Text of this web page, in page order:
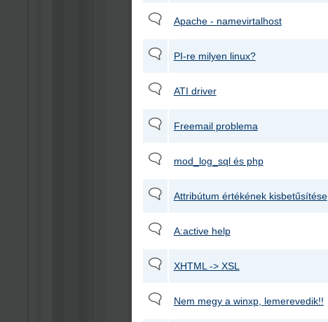
Apache - namevirtalhost
PI-re milyen linux?
ATI driver
Freemail problema
mod_log_sql és php
Attribútum értékének kisbetűsítése
A:active help
XHTML -> XSL
Nem megy a winxp, lemerevedik!!